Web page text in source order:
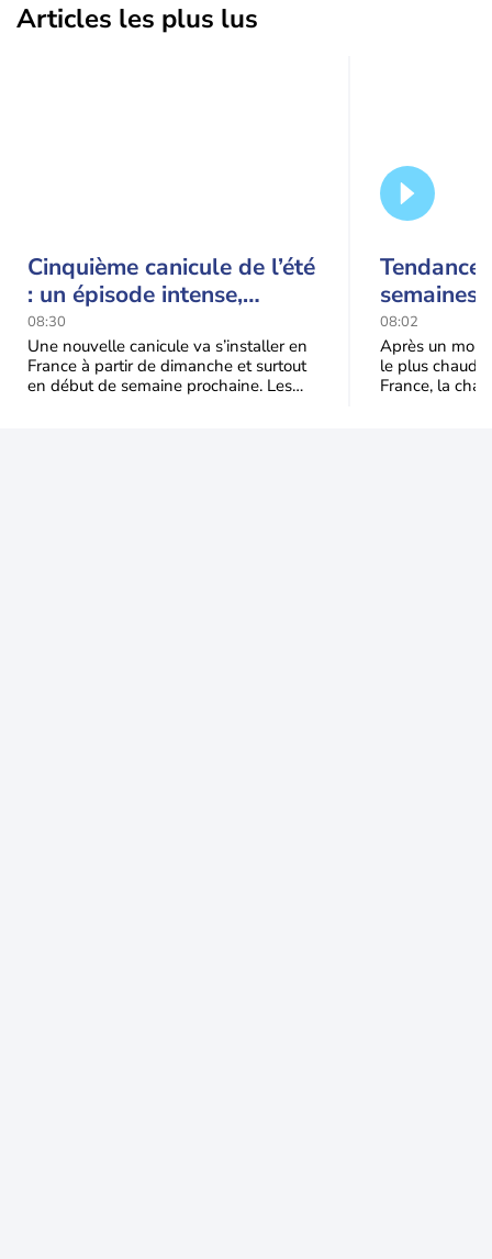
Articles les plus lus
Cinquième canicule de l’été
: un épisode intense,
durable et étendu la
semaine prochaine
08:30
Une nouvelle canicule va s’installer en
France à partir de dimanche et surtout
en début de semaine prochaine. Les
Tendance
semaines
septembre
08:02
Après un
le plus chaud
France, la